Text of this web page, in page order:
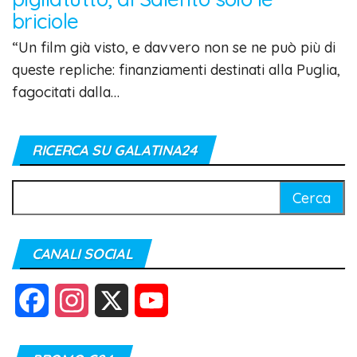
briciole
“Un film già visto, e davvero non se ne può più di
queste repliche: finanziamenti destinati alla Puglia,
fagocitati dalla…
RICERCA SU GALATINA24
per:
CANALI SOCIAL